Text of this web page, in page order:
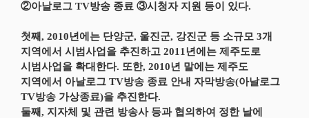
②아날로그 TV방송 종료 ③시청자 지원 등이 있다.
첫째, 2010년에는 단양군, 울진군, 강진군 등 소규모 3개
지역에서 시범사업을 추진하고 2011년에는 제주도로
시범사업을 확대한다. 또한, 2010년 말에는 제주도
지역에서 아날로그 TV방송 종료 안내 자막방송(아날로그
TV방송 가상종료)을 추진한다.
둘째, 지자체 및 관련 방송사 등과 협의하여 정한 날에